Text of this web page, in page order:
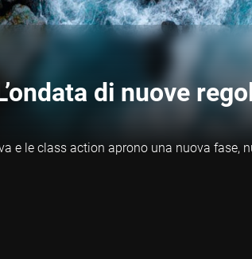
di nuove
e le class action aprono una nuova